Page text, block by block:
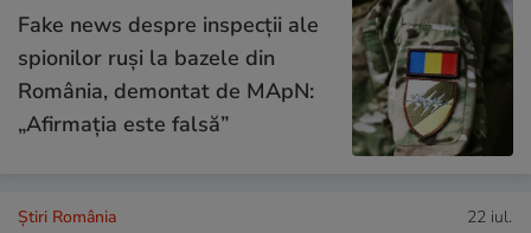
Fake news despre inspecții ale
spionilor ruși la bazele din
România, demontat de MApN:
„Afirmația este falsă”
Știri România 22 iul.